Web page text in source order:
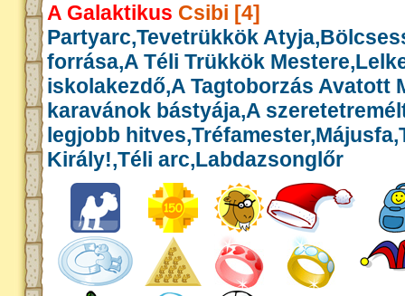
A Galaktikus Csibi [4]
Partyarc,Tevetrükkök
forrása,A Téli Trükkök
iskolakezdő,A Tagtoborzás Avatott
karavánok bástyája,A
legjobb
Király!,Téli arc,Labdazsonglőr